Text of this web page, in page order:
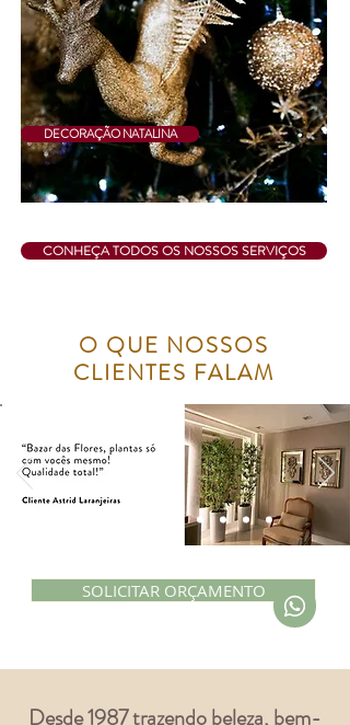
DECORAÇÃO NATALINA
CONHEÇA TODOS OS NOSSOS SERVIÇOS
O QUE NOSSOS
CLIENTES FALAM
SOLICITAR ORÇAMENTO
Desde 1987 trazendo beleza, bem-